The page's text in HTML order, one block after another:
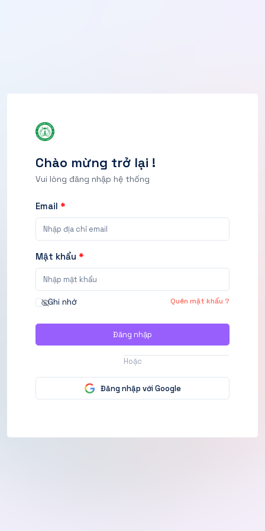
Chào mừng trở lại !
Vui lòng đăng nhập hệ thống
Email *
Mật khẩu *
Ghi nhớ Quên mật khẩu ?
Đăng nhập
Hoặc
Đăng nhập với Google